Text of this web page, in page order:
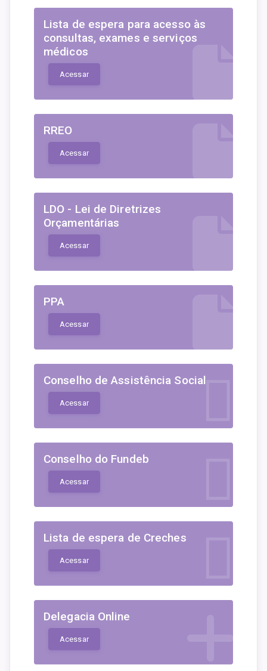
Lista de espera para acesso às
consultas, exames e serviços
médicos
Acessar
RREO
Acessar
LDO - Lei de Diretrizes
Orçamentárias
Acessar
PPA
Acessar
Conselho de Assistência Social
Acessar
Conselho do Fundeb
Acessar
Lista de espera de Creches
Acessar
Delegacia Online
Acessar